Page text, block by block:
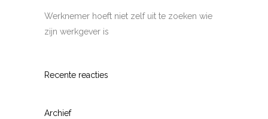
Werknemer hoeft niet zelf uit te zoeken wie
zijn werkgever is
Recente reacties
Archief